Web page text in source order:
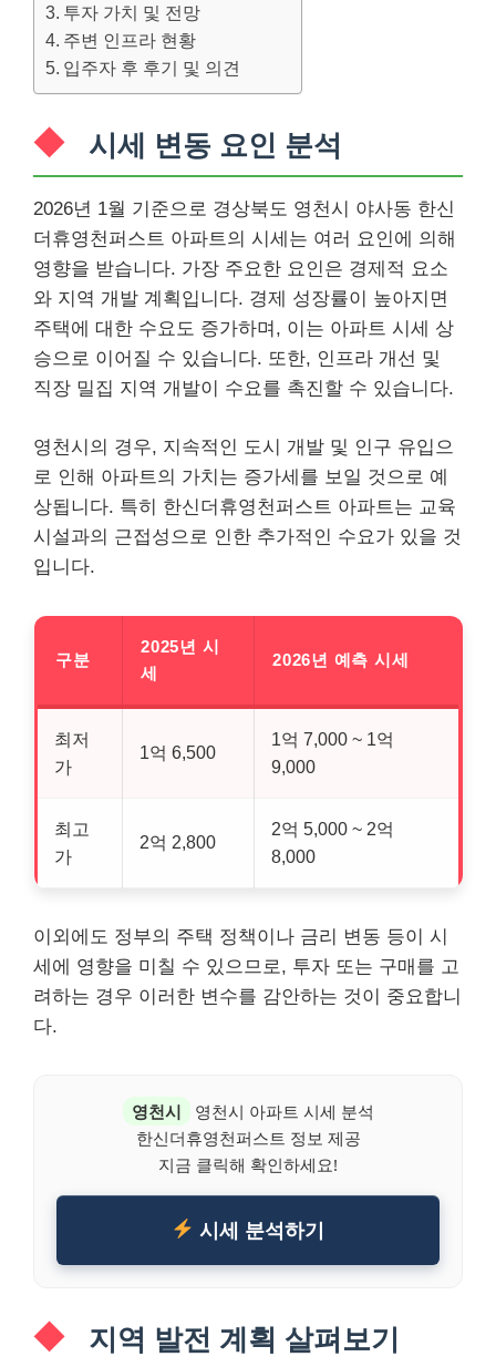
투자 가치 및 전망
주변 인프라 현황
입주자 후 후기 및 의견
시세 변동 요인 분석
2026년 1월 기준으로 경상북도 영천시 야사동 한신
더휴영천퍼스트 아파트의 시세는 여러 요인에 의해
영향을 받습니다. 가장 주요한 요인은 경제적 요소
와 지역 개발 계획입니다. 경제 성장률이 높아지면
주택에 대한 수요도 증가하며, 이는 아파트 시세 상
승으로 이어질 수 있습니다. 또한, 인프라 개선 및
직장 밀집 지역 개발이 수요를 촉진할 수 있습니다.
영천시의 경우, 지속적인 도시 개발 및 인구 유입으
로 인해 아파트의 가치는 증가세를 보일 것으로 예
상됩니다. 특히 한신더휴영천퍼스트 아파트는 교육
시설과의 근접성으로 인한 추가적인 수요가 있을 것
입니다.
구분
2025년 시
세
2026년 예측 시세
최저
가
1억 6,500
1억 7,000 ~ 1억
9,000
최고
가
2억 2,800
2억 5,000 ~ 2억
8,000
이외에도 정부의 주택 정책이나 금리 변동 등이 시
세에 영향을 미칠 수 있으므로, 투자 또는 구매를 고
려하는 경우 이러한 변수를 감안하는 것이 중요합니
다.
영천시
영천시 아파트 시세 분석
한신더휴영천퍼스트 정보 제공
지금 클릭해 확인하세요!
시세 분석하기
지역 발전 계획 살펴보기